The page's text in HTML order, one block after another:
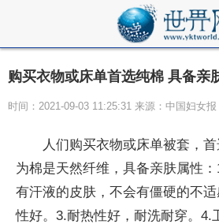
购买衣物或床单首选纯棉 具备亲
时间：2021-09-03 11:25:31 来源：中国妇女报
人们购买衣物或床单被套，
为棉是天然纤维，具备亲肤属性
有汗液的皮肤，不会有僵硬的不
性好。3.耐热性好，耐洗耐穿。4.